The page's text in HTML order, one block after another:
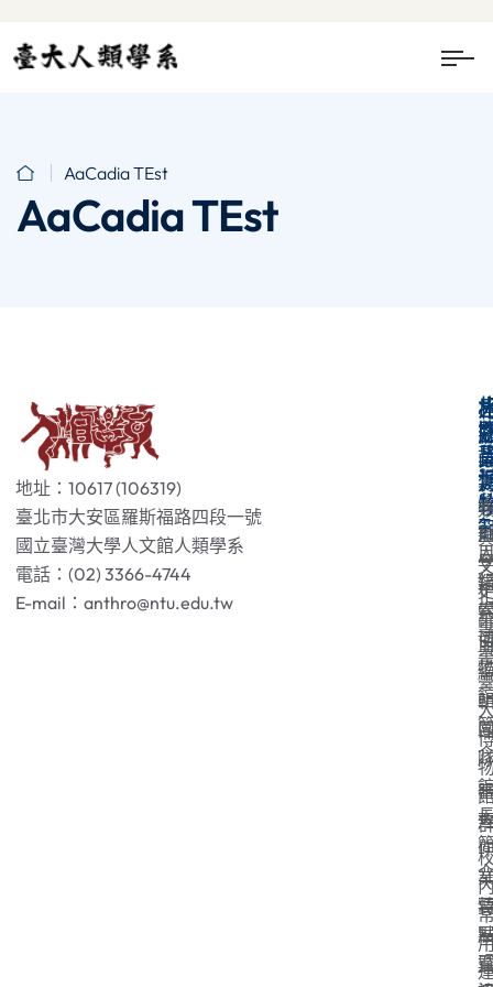
AaCadia TEst
AaCadia TEst
地址：10617 (106319)
臺北市大安區羅斯福路四段一號
國立臺灣大學人文館人類學系
電話：(02) 3366-4744
E-mail：anthro@ntu.edu.tw